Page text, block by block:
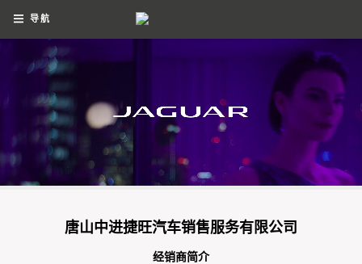
导航
唐山中进捷旺汽车销售服务有限公司
经销商简介